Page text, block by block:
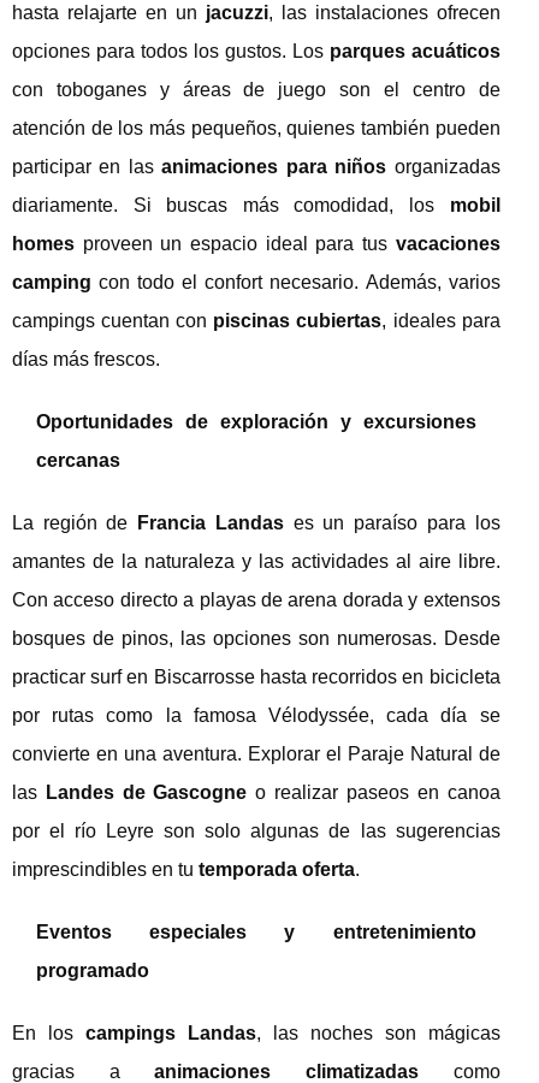
hasta relajarte en un jacuzzi, las instalaciones ofrecen
opciones para todos los gustos. Los parques acuáticos
con toboganes y áreas de juego son el centro de
atención de los más pequeños, quienes también pueden
participar en lasanimaciones para niños organizadas
diariamente. Si buscas más comodidad, los mobil
homes proveen un espacio ideal para tus vacaciones
camping con todo el confort necesario. Además, varios
campings cuentan con piscinas cubiertas, ideales para
días más frescos.
Oportunidades de exploración y excursiones
cercanas
La región de Francia Landases un paraíso para los
amantes de la naturaleza y las actividades al aire libre.
Con acceso directo a playas de arena dorada y extensos
bosques de pinos, las opciones son numerosas. Desde
practicar surf en Biscarrosse hasta recorridos en bicicleta
por rutas como la famosa Vélodyssée, cada día se
convierte en una aventura. Explorar el Paraje Natural de
las Landes de Gascogne o realizar paseos en canoa
por el río Leyre son solo algunas de las sugerencias
imprescindibles en tu temporada oferta.
Eventos especiales y entretenimiento
programado
En los campings Landas, las noches son mágicas
gracias aanimaciones climatizadascomo